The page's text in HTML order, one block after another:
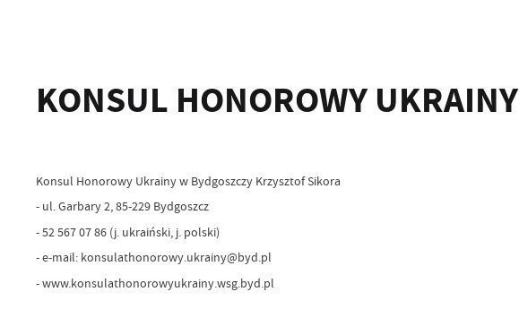
KONSUL HONOROWY UKRAINY
Konsul Honorowy Ukrainy w Bydgoszczy Krzysztof Sikora
- ul. Garbary 2, 85-229 Bydgoszcz
- 52 567 07 86 (j. ukraiński, j. polski)
- e-mail: konsulathonorowy.ukrainy@byd.pl
- www.konsulathonorowyukrainy.wsg.byd.pl